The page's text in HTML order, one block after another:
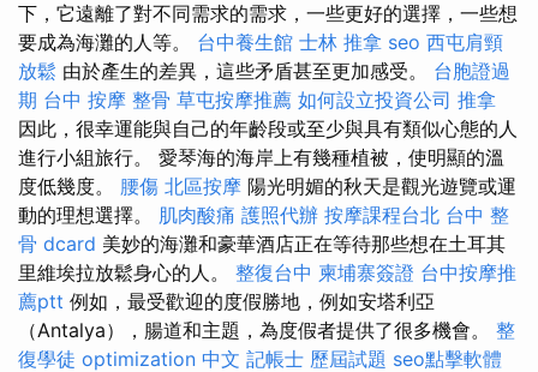
下，它遠離了對不同需求的需求，一些更好的選擇，一些想
要成為海灘的人等。 台中養生館 士林 推拿 seo 西屯肩頸
放鬆 由於產生的差異，這些矛盾甚至更加感受。 台胞證過
期 台中 按摩 整骨 草屯按摩推薦 如何設立投資公司 推拿
因此，很幸運能與自己的年齡段或至少與具有類似心態的人
進行小組旅行。 愛琴海的海岸上有幾種植被，使明顯的溫
度低幾度。 腰傷 北區按摩 陽光明媚的秋天是觀光遊覽或運
動的理想選擇。 肌肉酸痛 護照代辦 按摩課程台北 台中 整
骨 dcard 美妙的海灘和豪華酒店正在等待那些想在土耳其
里維埃拉放鬆身心的人。 整復台中 柬埔寨簽證 台中按摩推
薦ptt 例如，最受歡迎的度假勝地，例如安塔利亞
（Antalya），腸道和主題，為度假者提供了很多機會。 整
復學徒 optimization 中文 記帳士 歷屆試題 seo點擊軟體